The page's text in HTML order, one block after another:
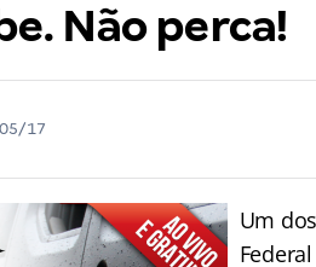
Não perca!
17
Um